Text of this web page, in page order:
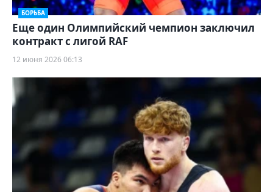
БОРЬБА
Еще один Олимпийский чемпион заключил
контракт с лигой RAF
12 июня 2026 06:13